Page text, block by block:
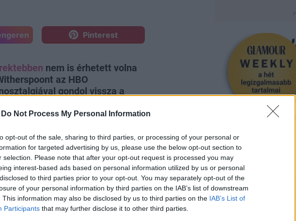
Do Not Process My Personal Information
opt-out of the sale, sharing to third parties, or processing of your personal or
for targeted advertising by us, please use the below opt-out section to
selection. Please note that after your opt-out request is processed you may
interest-based ads based on personal information utilized by us or personal
to third parties prior to your opt-out. You may separately opt-out of the
of your personal information by third parties on the IAB’s list of downstream
This information may also be disclosed by us to third parties on the IAB’s List of
Participants that may further disclose it to other third parties.
Pinterest
nem is érhetett volna
az HBO
gondol vissza a
azt sejtette, hogy
teljesen egyértelműen, de